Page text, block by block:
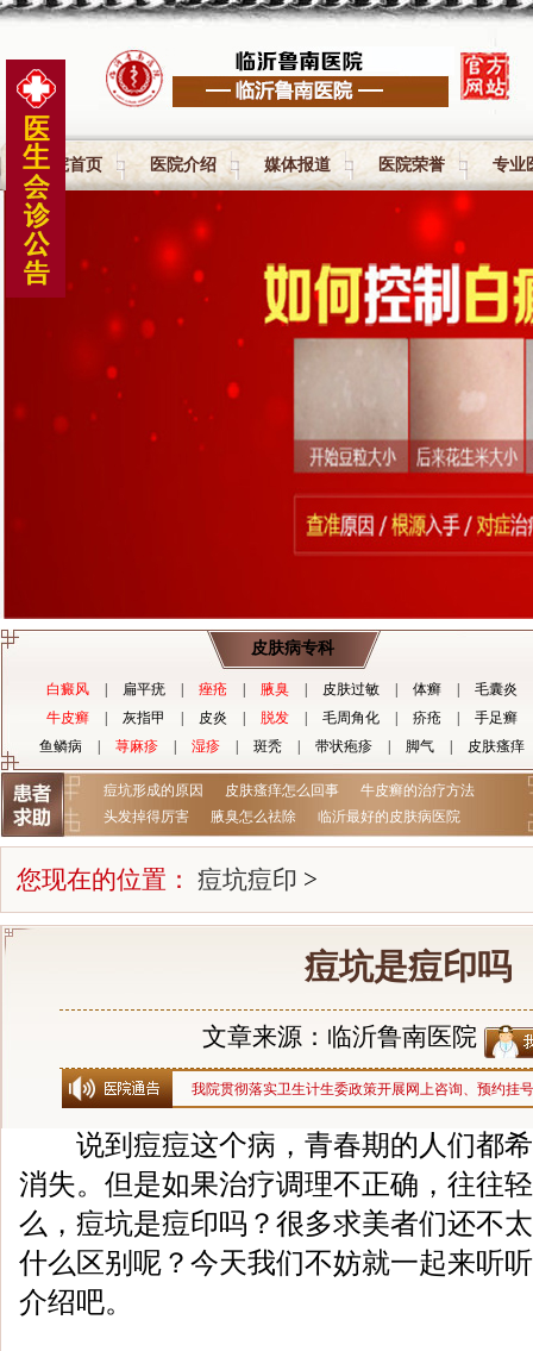
医院首页 医院介绍 媒体报道 医院荣誉 专业
皮肤病专科
白癜风 扁平疣 痤疮 腋臭 皮肤过敏 体癣
毛囊炎
牛皮癣
灰指甲 皮炎 脱发 毛周角化 疥疮
手足癣
鱼鳞病
荨麻疹 湿疹 斑秃 带状疱疹 脚气 皮肤瘙痒
痘坑形成的原因 皮肤瘙痒怎么回事
牛皮癣的治疗方法
头发掉得厉害
腋臭怎么祛除 临沂最好的皮肤病医院
您现在的位置： 痘坑痘印 >
痘坑是痘印吗
文章来源：临沂鲁南医院
我院贯彻落实卫生计生委政策开展网上咨询、预约挂
说到痘痘这个病，青春期的人们都希
消失。但是如果治疗调理不正确，往往
么，痘坑是痘印吗？很多求美者们还不
什么区别呢？今天我们不妨就一起来听
介绍吧。